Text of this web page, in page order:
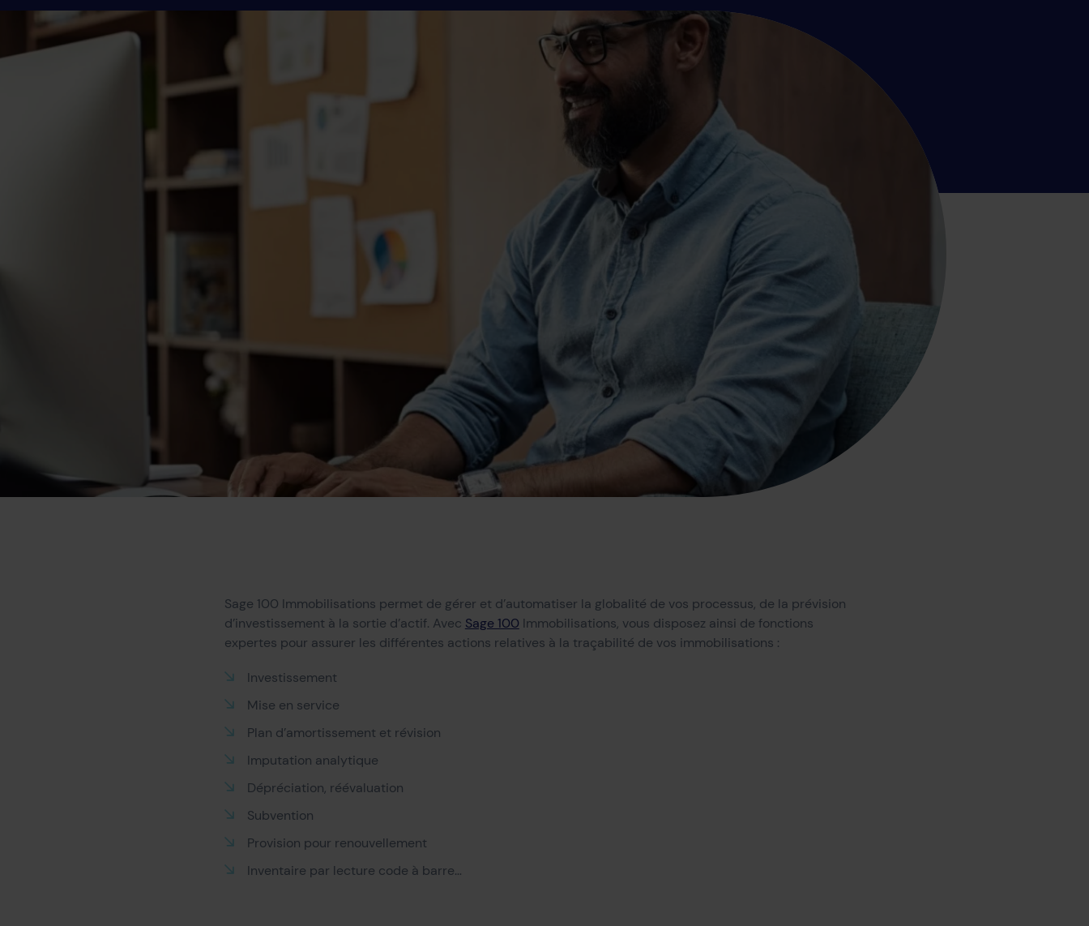
Sage 100 Immobilisations permet de gérer et d’automatiser la globalité de vos processus, de la prévision
d’investissement à la sortie d’actif. Avec Sage 100 Immobilisations, vous disposez ainsi de fonctions
expertes pour assurer les différentes actions relatives à la traçabilité de vos immobilisations :
Investissement
Mise en service
Plan d’amortissement et révision
Imputation analytique
Dépréciation, réévaluation
Subvention
Provision pour renouvellement
Inventaire par lecture code à barre…